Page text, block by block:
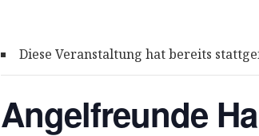
Diese Veranstaltung hat bereits
Angelfreunde